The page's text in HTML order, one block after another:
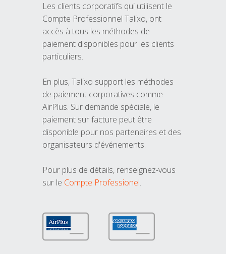
Les clients corporatifs qui utilisent le
Compte Professionnel Talixo, ont
accès à tous les méthodes de
paiement disponibles pour les clients
particuliers.
En plus, Talixo support les méthodes
de paiement corporatives comme
AirPlus. Sur demande spéciale, le
paiement sur facture peut être
disponible pour nos partenaires et des
organisateurs d'événements.
Pour plus de détails, renseignez-vous
sur le Compte Professionel.